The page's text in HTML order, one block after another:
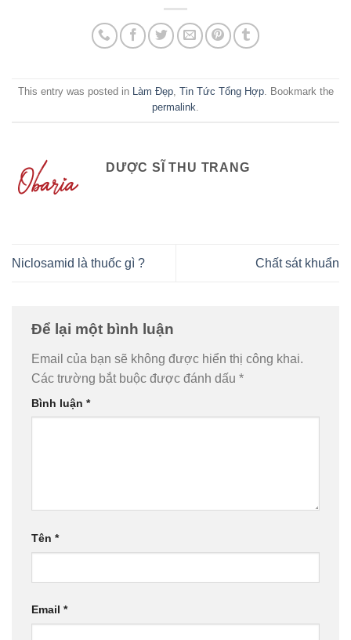
This entry was posted in Làm Đẹp, Tin Tức Tổng Hợp. Bookmark the
permalink
DƯỢC SĨ THU TRANG
Niclosamid là thuốc gì ? Chất sát khuẩn
Để lại một bình luận
Email của bạn sẽ không được hiển thị công khai.
Các trường bắt buộc được đánh dấu *
Bình luận *
Tên *
Email *